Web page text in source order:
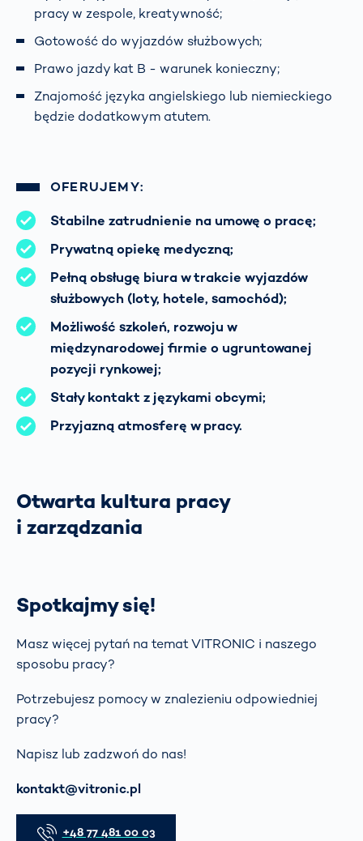
pracy w zespole, kreatywność;
Gotowość do wyjazdów służbowych;
Prawo jazdy kat B - warunek konieczny;
Znajomość języka angielskiego lub niemieckiego
będzie dodatkowym atutem.
OFERUJEMY:
Stabilne zatrudnienie na umowę o pracę;
Prywatną opiekę medyczną;
Pełną obsługę biura w trakcie wyjazdów
służbowych (loty, hotele, samochód);
Możliwość szkoleń, rozwoju w
międzynarodowej firmie o ugruntowanej
pozycji rynkowej;
Stały kontakt z językami obcymi;
Przyjazną atmosferę w pracy.
Otwarta kultura pracy
i zarządzania
Spotkajmy się!
Masz więcej pytań na temat VITRONIC i naszego
sposobu pracy?
Potrzebujesz pomocy w znalezieniu odpowiedniej
pracy?
Napisz lub zadzwoń do nas!
E-mail
kontakt@vitronic.pl
Telefon
+48 77 481 00 03